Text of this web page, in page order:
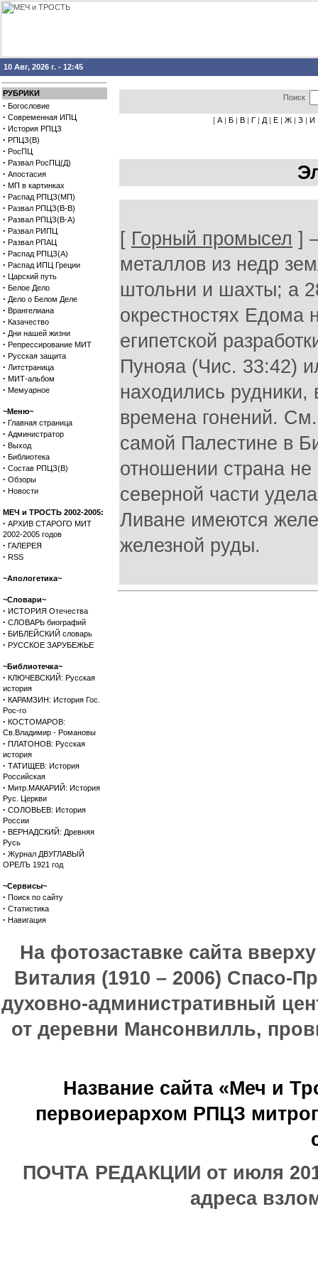
10 Авг, 2026 г. - 12:45
РУБРИКИ
· Богословие
· Современная ИПЦ
· История РПЦЗ
· РПЦЗ(В)
· РосПЦ
· Развал РосПЦ(Д)
· Апостасия
· МП в картинках
· Распад РПЦЗ(МП)
· Развал РПЦЗ(В-В)
· Развал РПЦЗ(В-А)
· Развал РИПЦ
· Развал РПАЦ
· Распад РПЦЗ(А)
· Распад ИПЦ Греции
· Царский путь
· Белое Дело
· Дело о Белом Деле
· Врангелиана
· Казачество
· Дни нашей жизни
· Репрессирование МИТ
· Русская защита
· Литстраница
· МИТ-альбом
· Мемуарное
~Меню~
· Главная страница
· Администратор
· Выход
· Библиотека
· Состав РПЦЗ(В)
· Обзоры
· Новости
МЕЧ и ТРОСТЬ 2002-2005:
· АРХИВ СТАРОГО МИТ
2002-2005 годов
· ГАЛЕРЕЯ
· RSS
~Апологетика~
~Словари~
· ИСТОРИЯ Отечества
· СЛОВАРЬ биографий
· БИБЛЕЙСКИЙ словарь
· РУССКОЕ ЗАРУБЕЖЬЕ
~Библиотечка~
· КЛЮЧЕВСКИЙ: Русская
история
· КАРАМЗИН: История Гос.
Рос-го
· КОСТОМАРОВ:
Св.Владимир - Романовы
· ПЛАТОНОВ: Русская
история
· ТАТИЩЕВ: История
Российская
· Митр.МАКАРИЙ: История
Рус. Церкви
· СОЛОВЬЕВ: История
России
· ВЕРНАДСКИЙ: Древняя
Русь
· Журнал ДВУГЛАВЫЙ
ОРЕЛЪ 1921 год
~Сервисы~
· Поиск по сайту
· Статистика
· Навигация
Поиск
[ А | Б | В | Г | Д | Е | Ж | З | И
[ Горный промысел ]
металлов из недр
штольни и шахты; а
окрестностях
египетской
Пунояа (Чис. 33:42)
находились рудники,
времена гонений.
самой Палестине в
отношении страна
северной части
Ливане имеются
железной руды.
На фотозаставке сайта
Виталия (1910 – 2006) Спасо-
духовно-административный
от деревни Мансонвилль,
Название сайта «Меч и
первоиерархом РПЦЗ
ПОЧТА РЕДАКЦИИ от июля
адреса